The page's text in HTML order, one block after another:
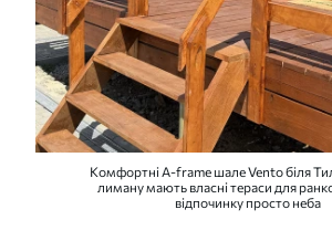
Комфортні A-frame шале Vento біля
лиману мають власні тераси для
відпочинку просто неба